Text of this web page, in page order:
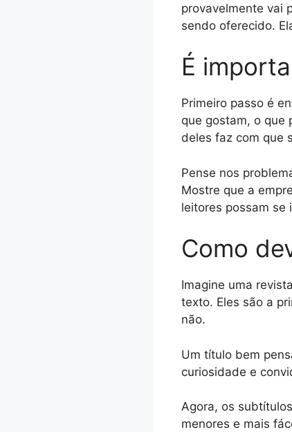
provavelmente vai
sendo oferecido.
É
Primeiro passo é
que gostam, o que
deles faz com que
Pense nos
Mostre que a
leitores possam se
Como
Imagine uma
texto. Eles são a
não.
Um título bem
curiosidade e
Agora, os
menores e mais